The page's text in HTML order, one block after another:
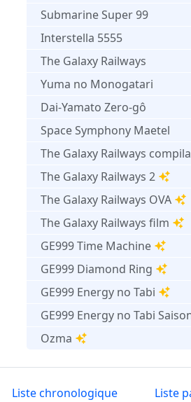
Submarine Super 99
Interstella 5555
The Galaxy Railways
Yuma no Monogatari
Dai-Yamato Zero-gô
Space Symphony Maetel
The Galaxy Railways
The Galaxy Railways 2
The Galaxy Railways OVA
The Galaxy Railways film
GE999 Time Machine
GE999 Diamond Ring
GE999 Energy no Tabi
GE999 Energy no Tabi
Ozma
Liste chronologique Liste